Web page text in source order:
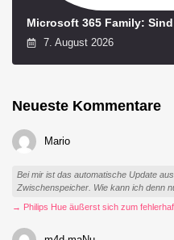
Microsoft 365 Family:
7. August 2026
Neueste Kommentare
Mario
Bei mir ist das automatische Update
Zwischenspeicher. Wie kann ich denn
→ Philips Hue äußerst sich zum